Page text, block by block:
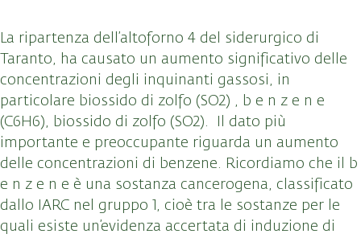
La ripartenza dell’altoforno 4 del siderurgico di
Taranto, ha causato un aumento significativo delle
concentrazioni degli inquinanti gassosi, in
particolare biossido di zolfo (SO2) , b e n z e n e
(C6H6), biossido di zolfo (SO2). Il dato più
importante e preoccupante riguarda un aumento
delle concentrazioni di benzene. Ricordiamo che il b
e n z e n e è una sostanza cancerogena, classificato
dallo IARC nel gruppo 1, cioè tra le sostanze per le
quali esiste un’evidenza accertata di induzione di